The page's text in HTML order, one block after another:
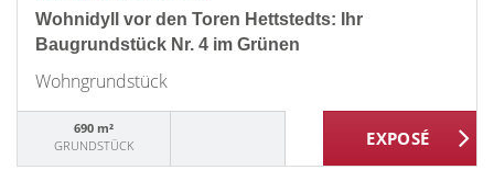
Wohnidyll vor den Toren Hettstedts: Ihr
Baugrundstück Nr. 4 im Grünen
Wohngrundstück
690 m²
GRUNDSTÜCK